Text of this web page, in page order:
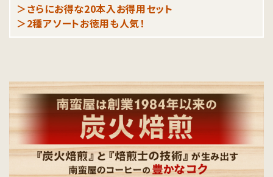
＞さらにお得な20本入お得用セット
＞2種アソートお徳用も人気！